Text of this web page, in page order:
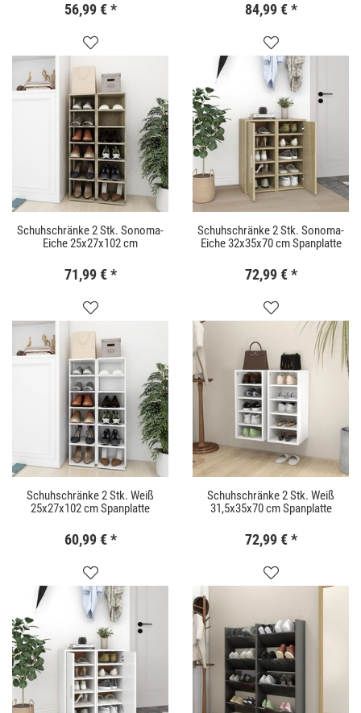
56,99 € * 84,99 € *
Schuhschränke 2 Stk. Sonoma-
Eiche 25x27x102 cm
71,99 € *
Schuhschränke 2 Stk. Sonoma-
Eiche 32x35x70 cm Spanplatte
72,99 € *
Schuhschränke 2 Stk. Weiß
25x27x102 cm Spanplatte
60,99 € *
Schuhschränke 2 Stk. Weiß
31,5x35x70 cm Spanplatte
72,99 € *